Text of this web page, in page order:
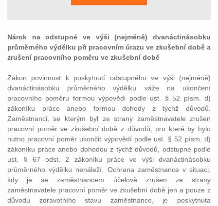
Nárok na odstupné ve výši (nejméně) dvanáctinásobku
průměrného výdělku při pracovním úrazu ve zkušební době a
zrušení pracovního poměru ve zkušební době
Zákon povinnost k poskytnutí odstupného ve výši (nejméně)
dvanáctinásobku průměrného výdělku váže na ukončení
pracovního poměru formou výpovědi podle ust. § 52 písm. d)
zákoníku práce anebo formou dohody z týchž důvodů.
Zaměstnanci, se kterým byl ze strany zaměstnavatele zrušen
pracovní poměr ve zkušební době z důvodů, pro které by bylo
nutno pracovní poměr ukončit výpovědí podle ust. § 52 písm. d)
zákoníku práce anebo dohodou z týchž důvodů, odstupné podle
ust. § 67 odst. 2 zákoníku práce ve výši dvanáctinásobku
průměrného výdělku nenáleží. Ochrana zaměstnance v situaci,
kdy je se zaměstnancem účelově zrušen ze strany
zaměstnavatele pracovní poměr ve zkušební době jen a pouze z
důvodu zdravotního stavu zaměstnance, je poskytnuta